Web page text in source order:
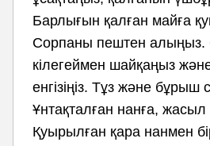
Барлығын қалған майға
Сорпаны пештен
кілегеймен шайқаңыз
енгізіңіз. Тұз және бұрыш
Ұнтақталған нанға, жасыл
Қуырылған қара нанмен